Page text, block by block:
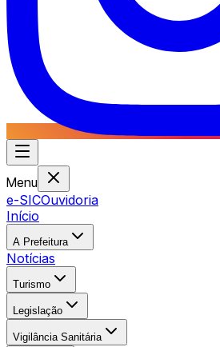
Menu
e-SICOuvidoria
Início
A Prefeitura
Notícias
Turismo
Legislação
Vigilância Sanitária